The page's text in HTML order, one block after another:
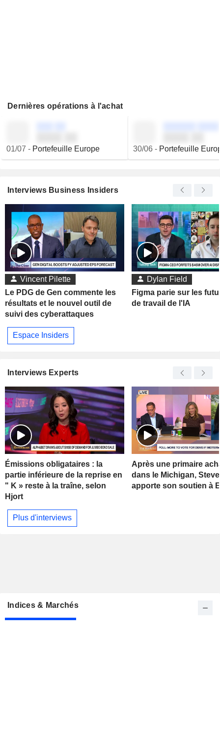
Dernières opérations à l'achat
01/07 - Portefeuille Europe 30/06- Portefeuille
Interviews Business Insiders
Vincent Pilette
Le PDG de Gen commente les
résultats et le nouvel outil de
suivi des cyberattaques
Dylan Field
Figma parie sur les
de travail de l'IA
Espace Insiders
Interviews Experts
Émissions obligataires : la
partie inférieure de la reprise en
" K » reste à la traîne, selon
Hjort
Après une primaire
dans le Michigan,
apporte son soutien à
Plus d'interviews
Indices & Marchés